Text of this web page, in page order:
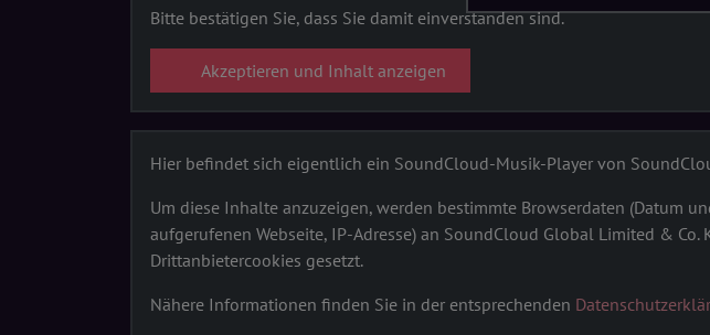
Bitte bestätigen Sie, dass Sie damit einverstanden sind.
Akzeptieren und Inhalt anzeigen
Hier befindet sich eigentlich ein SoundCloud-Musik-Player von
Um diese Inhalte anzuzeigen, werden bestimmte Browserdaten (Datum
aufgerufenen Webseite, IP-Adresse) an SoundCloud Global Limited &
Drittanbietercookies gesetzt.
Nähere Informationen finden Sie in der entsprechenden